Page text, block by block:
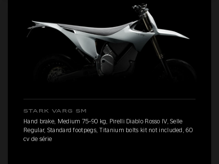
STARK VARG SM
Hand brake, Medium 75-90 kg, Pirelli Diablo Rosso IV, Selle
Regular, Standard footpegs, Titanium bolts kit not included, 60
cv de série